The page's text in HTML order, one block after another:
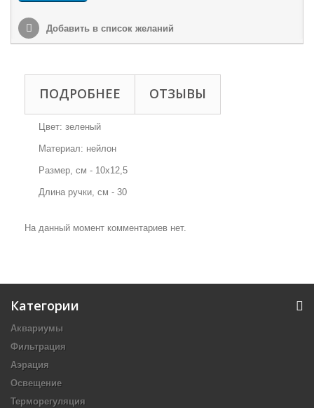
Добавить в список желаний
ПОДРОБНЕЕ ОТЗЫВЫ
Цвет: зеленый
Материал: нейлон
Размер, см - 10x12,5
Длина ручки, см - 30
На данный момент комментариев нет.
Категории
Аквариумы
Фильтрация
Аэрация
Освещение
Терморегуляция